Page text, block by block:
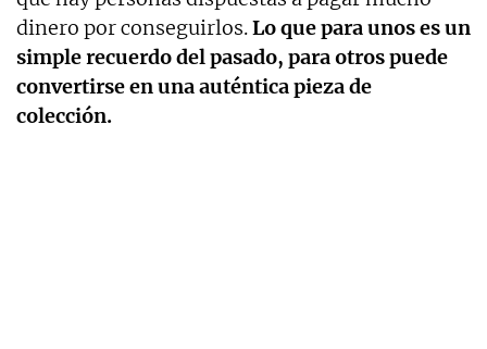
dinero por conseguirlos.Lo que para unos es un
simple recuerdo del pasado, para otros puede
convertirse en una auténtica pieza de
colección.